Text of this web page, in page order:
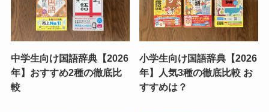
中学生向け国語辞典【2026
年】おすすめ2種の徹底比
較
小学生向け国語辞典【2026
年】人気3種の徹底比較 お
すすめは？